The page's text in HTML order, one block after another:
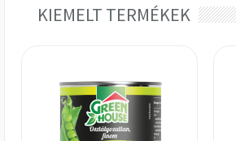
KIEMELT TERMÉKEK